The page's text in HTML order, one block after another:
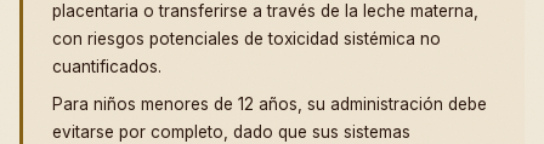
placentaria o transferirse a través de la leche materna,
con riesgos potenciales de toxicidad sistémica no
cuantificados.
Para niños menores de 12 años, su administración debe
evitarse por completo, dado que sus sistemas